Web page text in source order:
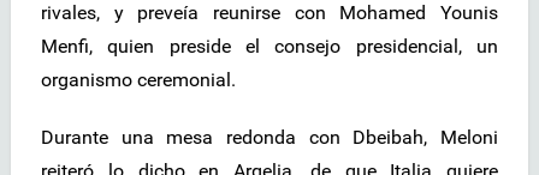
rivales, y preveía reunirse con Mohamed Younis
Menfi, quien preside el consejo presidencial, un
organismo ceremonial.
Durante una mesa redonda con Dbeibah, Meloni